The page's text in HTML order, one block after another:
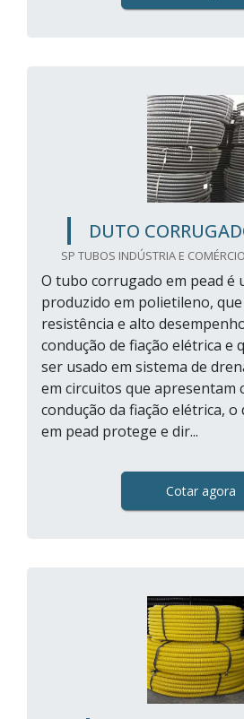
DUTO
SP TUBOS INDÚSTRIA E
O tubo corrugado em pead é
produzido em polietileno,
resistência e alto
condução de fiação elétrica e
ser usado em sistema de
em circuitos que apresentam
condução da fiação elétrica,
em pead protege e dir...
Cotar agora